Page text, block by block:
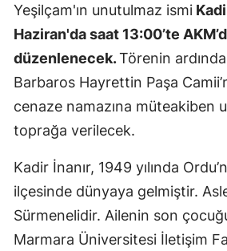
Yeşilçam'ın unutulmaz ismi
Haziran'da saat 13:00’te
düzenlenecek.Törenin
Barbaros Hayrettin Paşa
cenaze namazına müteakiben
toprağa verilecek.
Kadir İnanır, 1949 yılında
ilçesinde dünyaya gelmiştir.
Sürmenelidir. Ailenin son
Marmara Üniversitesi İletişim